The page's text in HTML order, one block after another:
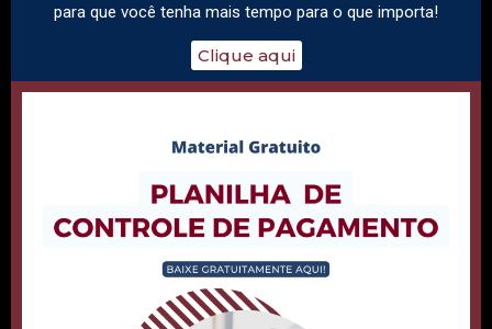
para que você tenha mais tempo para o que importa!
Clique aqui